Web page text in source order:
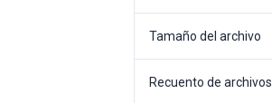
Tamaño del archivo
Recuento de archivos